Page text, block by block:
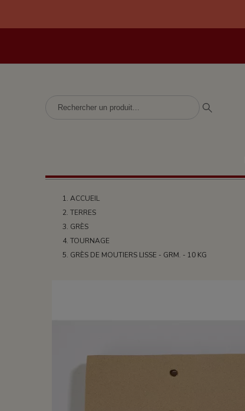
ACCUEIL
TERRES
GRÈS
TOURNAGE
GRÈS DE MOUTIERS LISSE - GRM. - 10 KG